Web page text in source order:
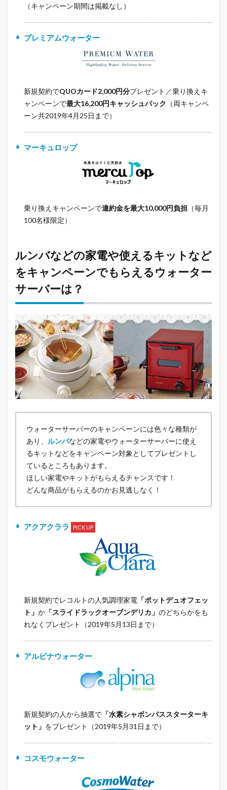
（キャンペーン期間は掲載なし）
プレミアムウォーター
新規契約でQUOカード2,000円分プレゼント／乗り換えキ
ャンペーンで最大16,200円キャッシュバック
（両キャンペ
ーン共2019年4月25日まで）
マーキュロップ
乗り換えキャンペーンで違約金を最大10,000円負担 （毎月
100名様限定）
ルンバなどの家電や使えるキットなど
をキャンペーンでもらえるウォーター
サーバーは？
ウォーターサーバーのキャンペーンには色々な種類が
あり、 ルンバなどの家電やウォーターサーバーに使え
るキットなどをキャンペーン対象としてプレゼントし
ているところもあります。
ほしい家電やキットがもらえるチャンスです！
どんな商品がもらえるのかお見逃しなく！
アクアクララ PICK UP
新規契約でレコルトの人気調理家電 「ポットデュオフェッ
ト」 か 「スライドラックオーブンデリカ」 のどちらかをも
れなくプレゼント（2019年5月13日まで）
アルピナウォーター
新規契約の人から抽選で 「水素シャボンバススターターキ
ット」 をプレゼント（2019年5月31日まで）
コスモウォーター